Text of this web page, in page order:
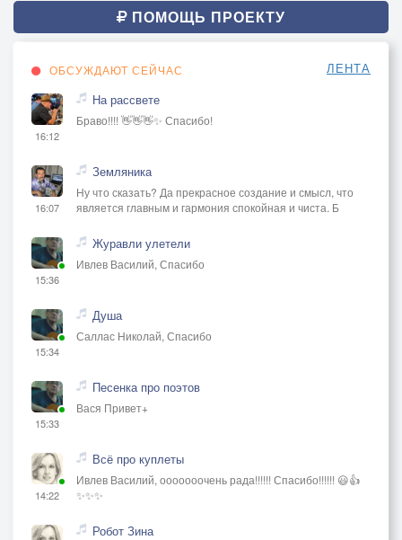
ПОМОЩЬ ПРОЕКТУ
ОБСУЖДАЮТ СЕЙЧАС ЛЕНТА
16:12
На рассвете
Браво!!!! 👋👋👋✨ Спасибо!
16:07
Земляника
Ну что сказать? Да прекрасное создание и смысл, что
является главным и гармония спокойная и чиста. Б
15:36
Журавли улетели
Ивлев Василий, Спасибо
15:34
Душа
Саллас Николай, Спасибо
15:33
Песенка про поэтов
Вася Привет+
14:22
Всё про куплеты
Ивлев Василий, ооооооочень рада!!!!!! Спасибо!!!!!! 😃👍
✨✨✨
Робот Зина